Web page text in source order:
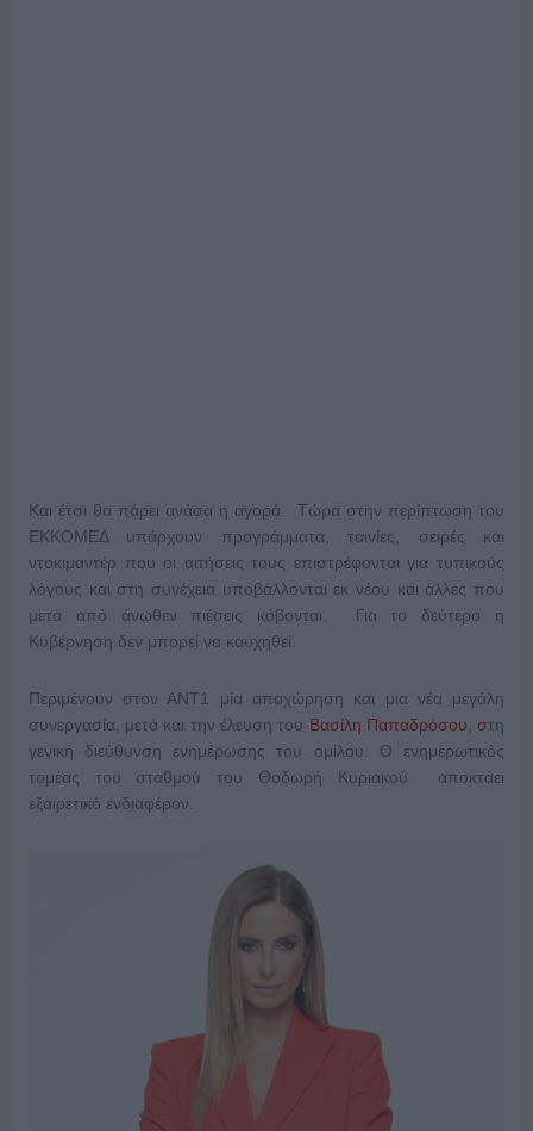
Και έτσι θα πάρει ανάσα η αγορά. Τώρα στην περίπτωση του
ΕΚΚΟΜΕΔ υπάρχουν προγράμματα, ταινίες, σειρές και
ντοκιμαντέρ που οι αιτήσεις τους επιστρέφονται για τυπικούς
λόγους και στη συνέχεια υποβάλλονται εκ νέου και άλλες που
μετά από άνωθεν πιέσεις κόβονται. Για το δεύτερο η
Κυβέρνηση δεν μπορεί να καυχηθεί.
Περιμένουν στον ΑΝΤ1 μία αποχώρηση και μια νέα μεγάλη
συνεργασία, μετά και την έλευση του Βασίλη Παπαδρόσου, στη
γενική διεύθυνση ενημέρωσης του ομίλου. Ο ενημερωτικός
τομέας του σταθμού του Θοδωρή Κυριακού αποκτάει
εξαιρετικό ενδιαφέρον.